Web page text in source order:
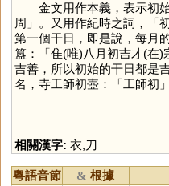
金文用作本義，表示初始
周」。又用作紀時之詞，「
第一個干日，即是說，每月
簋：「隹(唯)八月初吉才(在)
吉善，所以初始的干日都是
名，寺工師初壺：「工師初」
相關漢字: 衣,刀
粵語音節 & 根據